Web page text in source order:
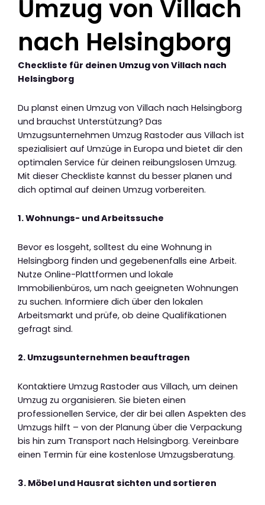
Umzug von Villach
nach Helsingborg
Checkliste für deinen Umzug von Villach nach
Helsingborg
Du planst einen Umzug von Villach nach Helsingborg
und brauchst Unterstützung? Das
Umzugsunternehmen Umzug Rastoder aus Villach ist
spezialisiert auf Umzüge in Europa und bietet dir den
optimalen Service für deinen reibungslosen Umzug.
Mit dieser Checkliste kannst du besser planen und
dich optimal auf deinen Umzug vorbereiten.
1. Wohnungs- und Arbeitssuche
Bevor es losgeht, solltest du eine Wohnung in
Helsingborg finden und gegebenenfalls eine Arbeit.
Nutze Online-Plattformen und lokale
Immobilienbüros, um nach geeigneten Wohnungen
zu suchen. Informiere dich über den lokalen
Arbeitsmarkt und prüfe, ob deine Qualifikationen
gefragt sind.
2. Umzugsunternehmen beauftragen
Kontaktiere Umzug Rastoder aus Villach, um deinen
Umzug zu organisieren. Sie bieten einen
professionellen Service, der dir bei allen Aspekten des
Umzugs hilft – von der Planung über die Verpackung
bis hin zum Transport nach Helsingborg. Vereinbare
einen Termin für eine kostenlose Umzugsberatung.
3. Möbel und Hausrat sichten und sortieren